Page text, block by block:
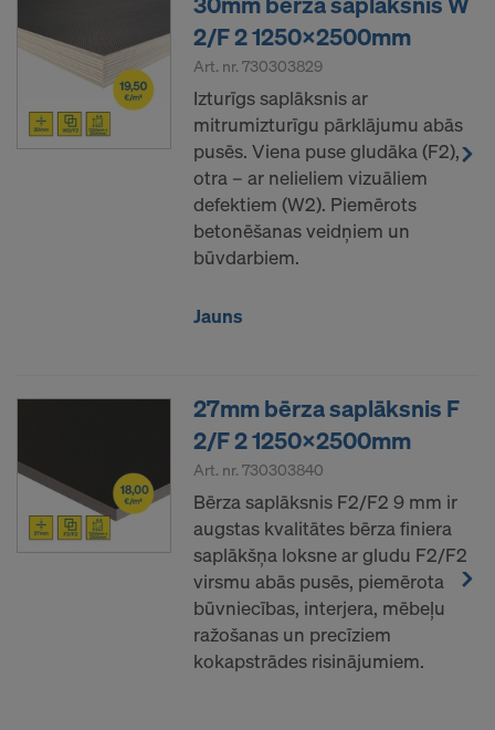
2/F 2 1250x2500mm
Art. nr. 730303829
Izturīgs saplāksnis ar
mitrumizturīgu pārklājumu abās
pusēs. Viena puse gludāka (F2),
otra – ar nelieliem vizuāliem
defektiem (W2). Piemērots
betonēšanas veidņiem un
būvdarbiem.
Jauns
27mm bērza saplāksnis F
2/F 2 1250x2500mm
Art. nr. 730303840
Bērza saplāksnis F2/F2 9 mm ir
augstas kvalitātes bērza finiera
saplākšņa loksne ar gludu F2/F2
virsmu abās pusēs, piemērota
būvniecības, interjera, mēbeļu
ražošanas un precīziem
kokapstrādes risinājumiem.
Personas dati, kurus mēs pārsūtām uz Amerikas
Savienotajām Valstīm, jo ​​īpaši ir IP adreses
(interneta protokola adreses).
Mēs sadarbojamies ar dažādām
lietojumprogrammām ar šādiem adresātiem:
Rocket Science Group LLC
Mums ir nepieciešama jūsu piekrišana, lai turpinātu
sūtīt jūsu personas datus šiem pakalpojumu
sniedzējiem.
Jūs jebkurā laikā varat atsaukt savu piekrišanu
nākotnē, piekļūstot sīkfailu iestatījumiem vietnē.
VAI JŪS PIEKRĪTAT SĪKDATŅU
IZMANTOŠANAI UN SAVU PERSONAS